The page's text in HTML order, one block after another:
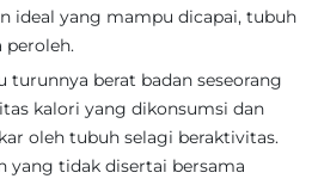
ideal yang mampu dicapai, tubuh
peroleh.
turunnya berat badan seseorang
kalori yang dikonsumsi dan
oleh tubuh selagi beraktivitas.
yang tidak disertai bersama